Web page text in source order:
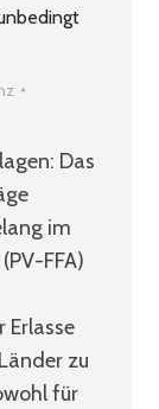
Das
im
FFA)
zu
für